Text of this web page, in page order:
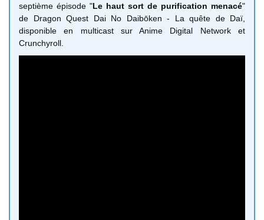
septième épisode "Le haut sort de purification menacé"
de Dragon Quest Dai No Daibōken - La quête de Daï,
disponible en multicast sur Anime Digital Network et
Crunchyroll.